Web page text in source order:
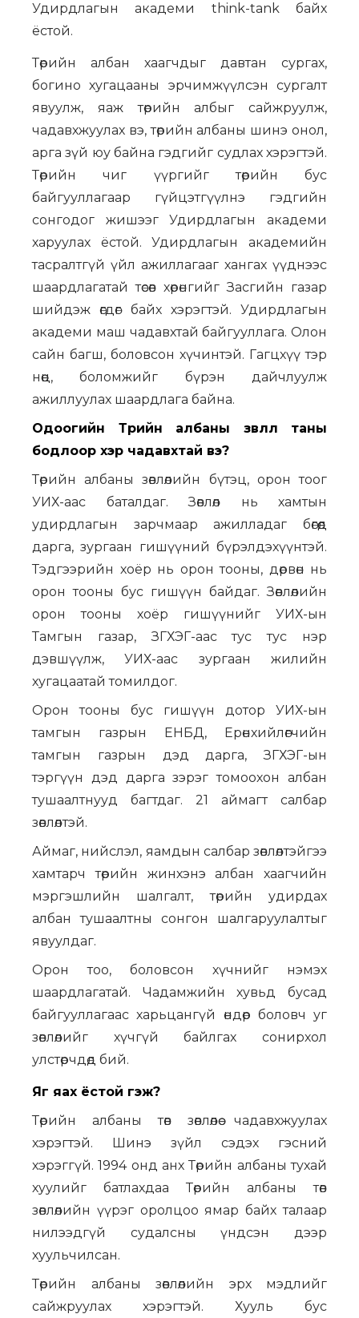
Удирдлагын академи think-tank байх
ёстой.
Төрийн албан хаагчдыг давтан сургах,
богино хугацааны эрчимжүүлсэн сургалт
явуулж, яаж төрийн албыг сайжруулж,
чадавхжуулах вэ, төрийн албаны шинэ онол,
арга зүй юу байна гэдгийг судлах хэрэгтэй.
Төрийн чиг үүргийг төрийн бус
байгууллагаар гүйцэтгүүлнэ гэдгийн
сонгодог жишээг Удирдлагын академи
харуулах ёстой. Удирдлагын академийн
тасралтгүй үйл ажиллагааг хангах үүднээс
шаардлагатай төсөв хөрөнгийг Засгийн газар
шийдэж өгдөг байх хэрэгтэй. Удирдлагын
академи маш чадавхтай байгууллага. Олон
сайн багш, боловсон хүчинтэй. Гагцхүү тэр
нөөц, боломжийг бүрэн дайчлуулж
ажиллуулах шаардлага байна.
Одоогийн Төрийн албаны зөвлөл таны
бодлоор хэр чадавхтай вэ?
Төрийн албаны зөвлөлийн бүтэц, орон тоог
УИХ-аас баталдаг. Зөвлөл нь хамтын
удирдлагын зарчмаар ажилладаг бөгөөд
дарга, зургаан гишүүний бүрэлдэхүүнтэй.
Тэдгээрийн хоёр нь орон тооны, дөрвөн нь
орон тооны бус гишүүн байдаг. Зөвлөлийн
орон тооны хоёр гишүүнийг УИХ-ын
Тамгын газар, ЗГХЭГ-аас тус тус нэр
дэвшүүлж, УИХ-аас зургаан жилийн
хугацаатай томилдог.
Орон тооны бус гишүүн дотор УИХ-ын
тамгын газрын ЕНБД, Ерөнхийлөгчийн
тамгын газрын дэд дарга, ЗГХЭГ-ын
тэргүүн дэд дарга зэрэг томоохон албан
тушаалтнууд багтдаг. 21 аймагт салбар
зөвлөлтэй.
Аймаг, нийслэл, яамдын салбар зөвлөлтэйгээ
хамтарч төрийн жинхэнэ албан хаагчийн
мэргэшлийн шалгалт, төрийн удирдах
албан тушаалтны сонгон шалгаруулалтыг
явуулдаг.
Орон тоо, боловсон хүчнийг нэмэх
шаардлагатай. Чадамжийн хувьд бусад
байгууллагаас харьцангүй өндөр боловч уг
зөвлөлийг хүчгүй байлгах сонирхол
улстөрчдөд бий.
Яг яах ёстой гэж?
Төрийн албаны төв зөвлөлөө чадавхжуулах
хэрэгтэй. Шинэ зүйл сэдэх гэсний
хэрэггүй. 1994 онд анх Төрийн албаны тухай
хуулийг батлахдаа Төрийн албаны төв
зөвлөлийн үүрэг оролцоо ямар байх талаар
нилээдгүй судалсны үндсэн дээр
хуульчилсан.
Төрийн албаны зөвлөлийн эрх мэдлийг
сайжруулах хэрэгтэй. Хууль бус